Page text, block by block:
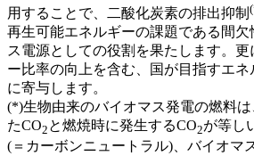
用することで、二酸化炭素の排出抑制
再生可能エネルギーの課題である間
ス電源としての役割を果たします。
ー比率の向上を含む、国が目指すエ
に寄与します。
(*)生物由来のバイオマス発電の燃料
たCO2 と燃焼時に発生するCO2が等し
(＝カーボンニュートラル)、バイオマ